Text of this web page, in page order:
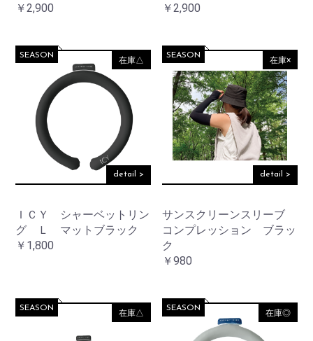
￥2,900 ￥2,900
在庫△
detail >
ＩＣＹ シャーベットリン
グ Ｌ マットブラック
SEASON
￥1,800
在庫×
detail >
サンスクリーンスリーブ
コンプレッション ブラッ
ク
SEASON
￥980
在庫△
SEASON 在庫◎
SEASON